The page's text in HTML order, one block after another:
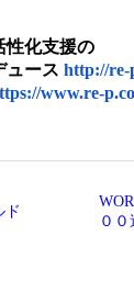
性化支援の
ュース http://re-
www.re-
ド
０